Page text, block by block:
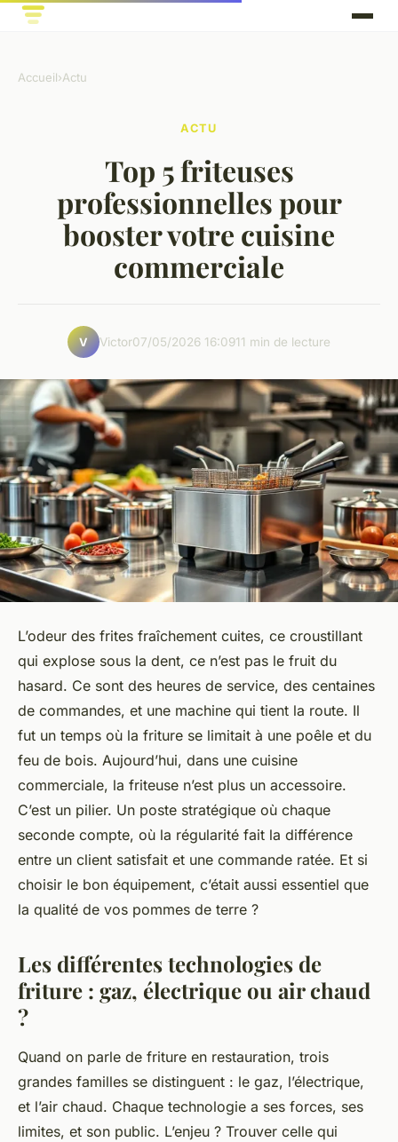
Accueil›Actu
ACTU
Top 5 friteuses
professionnelles pour
booster votre cuisine
commerciale
V Victor07/05/2026 16:0911 min de lecture
L’odeur des frites fraîchement cuites, ce croustillant
qui explose sous la dent, ce n’est pas le fruit du
hasard. Ce sont des heures de service, des centaines
de commandes, et une machine qui tient la route. Il
fut un temps où la friture se limitait à une poêle et du
feu de bois. Aujourd’hui, dans une cuisine
commerciale, la friteuse n’est plus un accessoire.
C’est un pilier. Un poste stratégique où chaque
seconde compte, où la régularité fait la différence
entre un client satisfait et une commande ratée. Et si
choisir le bon équipement, c’était aussi essentiel que
la qualité de vos pommes de terre ?
Les différentes technologies de
friture : gaz, électrique ou air chaud
?
Quand on parle de friture en restauration, trois
grandes familles se distinguent : le gaz, l’électrique,
et l’air chaud. Chaque technologie a ses forces, ses
limites, et son public. L’enjeu ? Trouver celle qui